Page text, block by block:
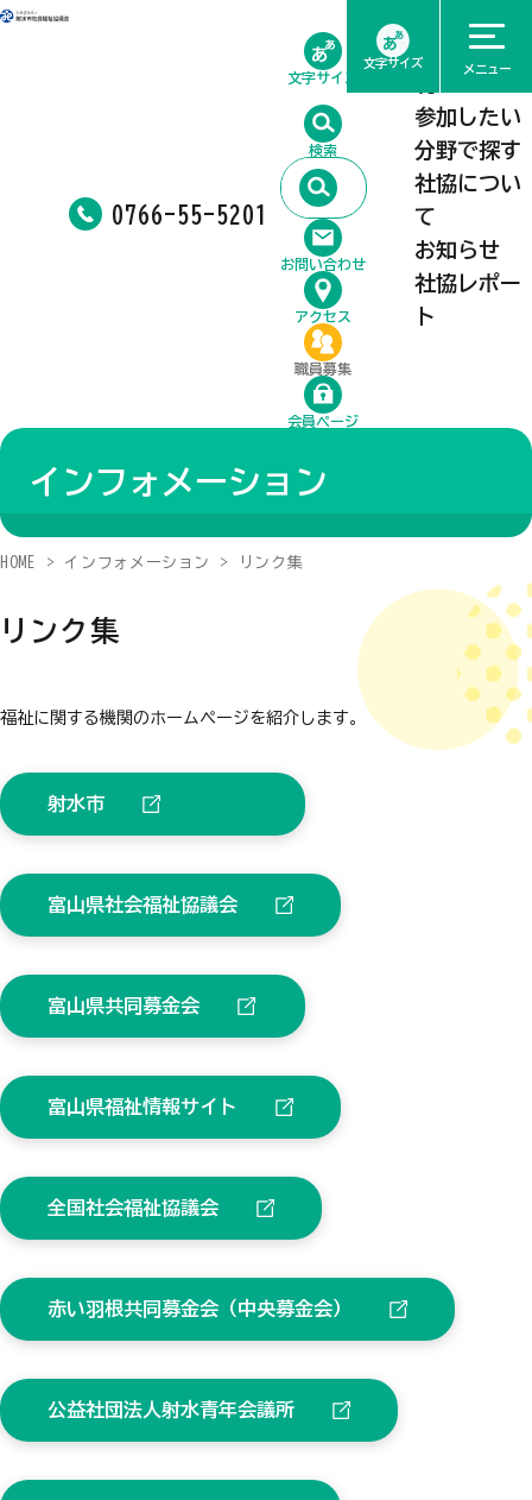
0766-55-5201
文字サイズ
検索
お問い合わせ
アクセス
職員募集
会員ページ
文字サイズ
メニュー
相談したい
参加したい
分野で探す
社協につい
て
お知らせ
社協レポー
ト
インフォメーション
HOME インフォメーション リンク集
リンク集
福祉に関する機関のホームページを紹介します。
射水市
富山県社会福祉協議会
富山県共同募金会
富山県福祉情報サイト
全国社会福祉協議会
赤い羽根共同募金会（中央募金会）
公益社団法人射水青年会議所